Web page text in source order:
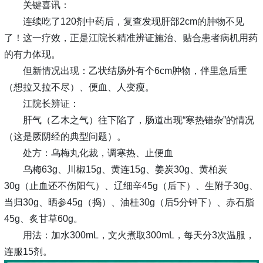
关键喜讯：
连续吃了120剂中药后，复查发现肝部2cm的肿物不见
了！这一疗效，正是江院长精准辨证施治、贴合患者病机用药
的有力体现。
但新情况出现：乙状结肠外有个6cm肿物，伴里急后重
（想拉又拉不尽）、便血、人变瘦。
江院长辨证：
肝气（乙木之气）往下陷了，肠道出现“寒热错杂”的情况
（这是厥阴经的典型问题）。
处方：乌梅丸化裁，调寒热、止便血
乌梅63g、川椒15g、黄连15g、姜炭30g、黄柏炭
30g（止血还不伤阳气）、辽细辛45g（后下）、生附子30g、
当归30g、晒参45g（捣）、油桂30g（后5分钟下）、赤石脂
45g、炙甘草60g。
用法：加水300mL，文火煮取300mL，每天分3次温服，
连服15剂。